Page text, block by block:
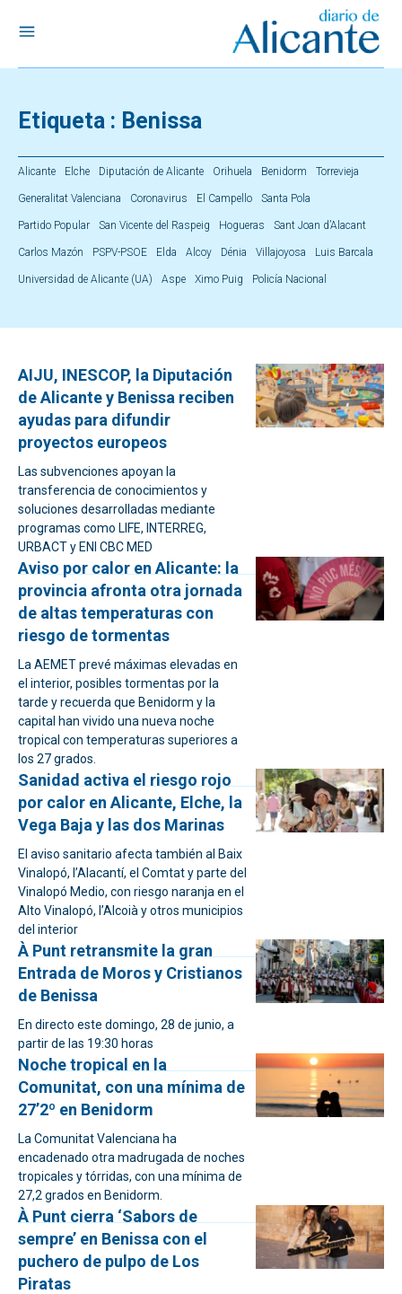
Etiqueta : Benissa
Alicante Elche Diputación de Alicante Orihuela Benidorm Torrevieja
Generalitat Valenciana Coronavirus El Campello Santa Pola
Partido Popular San Vicente del Raspeig Hogueras Sant Joan d’Alacant
Carlos Mazón PSPV-PSOE Elda Alcoy Dénia Villajoyosa Luis Barcala
Universidad de Alicante (UA) Aspe Ximo Puig Policía Nacional
AIJU, INESCOP, la Diputación
de Alicante y Benissa reciben
ayudas para difundir
proyectos europeos
Las subvenciones apoyan la
transferencia de conocimientos y
soluciones desarrolladas mediante
programas como LIFE, INTERREG,
URBACT y ENI CBC MED
Aviso por calor en Alicante: la
provincia afronta otra jornada
de altas temperaturas con
riesgo de tormentas
La AEMET prevé máximas elevadas en
el interior, posibles tormentas por la
tarde y recuerda que Benidorm y la
capital han vivido una nueva noche
tropical con temperaturas superiores a
los 27 grados.
Sanidad activa el riesgo rojo
por calor en Alicante, Elche, la
Vega Baja y las dos Marinas
El aviso sanitario afecta también al Baix
Vinalopó, l’Alacantí, el Comtat y parte del
Vinalopó Medio, con riesgo naranja en el
Alto Vinalopó, l’Alcoià y otros municipios
del interior
À Punt retransmite la gran
Entrada de Moros y Cristianos
de Benissa
En directo este domingo, 28 de junio, a
partir de las 19:30 horas
Noche tropical en la
Comunitat, con una mínima de
27’2º en Benidorm
La Comunitat Valenciana ha
encadenado otra madrugada de noches
tropicales y tórridas, con una mínima de
27,2 grados en Benidorm.
À Punt cierra ‘Sabors de
sempre’ en Benissa con el
puchero de pulpo de Los
Piratas